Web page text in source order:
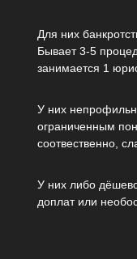
Для них
Бывает 3-5
занимается 1
У них
ограниченным
соотвественно,
У них либо
доплат или